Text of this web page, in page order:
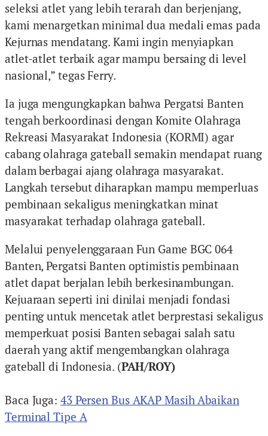
seleksi atlet yang lebih terarah dan berjenjang,
kami menargetkan minimal dua medali emas pada
Kejurnas mendatang. Kami ingin menyiapkan
atlet-atlet terbaik agar mampu bersaing di level
nasional,” tegas Ferry.
Ia juga mengungkapkan bahwa Pergatsi Banten
tengah berkoordinasi dengan Komite Olahraga
Rekreasi Masyarakat Indonesia (KORMI) agar
cabang olahraga gateball semakin mendapat ruang
dalam berbagai ajang olahraga masyarakat.
Langkah tersebut diharapkan mampu memperluas
pembinaan sekaligus meningkatkan minat
masyarakat terhadap olahraga gateball.
Melalui penyelenggaraan Fun Game BGC 064
Banten, Pergatsi Banten optimistis pembinaan
atlet dapat berjalan lebih berkesinambungan.
Kejuaraan seperti ini dinilai menjadi fondasi
penting untuk mencetak atlet berprestasi sekaligus
memperkuat posisi Banten sebagai salah satu
daerah yang aktif mengembangkan olahraga
gateball di Indonesia. (PAH/ROY)
Baca Juga: 43 Persen Bus AKAP Masih Abaikan
Terminal Tipe A